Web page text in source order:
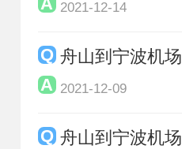
2021-12-14
舟山到宁波机
2021-12-09
舟山到宁波机